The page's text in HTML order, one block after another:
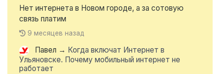
Нет интернета в Новом городе, а за сотовую
связь платим
9 месяцев назад
Павел → Когда включат Интернет в
Ульяновске. Почему мобильный интернет не
работает